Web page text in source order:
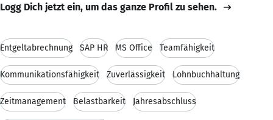
Logg Dich jetzt ein, um das ganze Profil zu sehen.
Entgeltabrechnung SAP HR MS Office Teamfähigkeit
Kommunikationsfähigkeit Zuverlässigkeit Lohnbuchhaltung
Zeitmanagement Belastbarkeit Jahresabschluss